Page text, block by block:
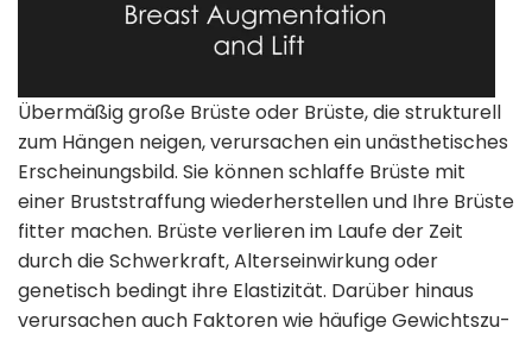
Übermäßig große Brüste oder Brüste, die strukturell
zum Hängen neigen, verursachen ein unästhetisches
Erscheinungsbild. Sie können schlaffe Brüste mit
einer Bruststraffung wiederherstellen und Ihre Brüste
fitter machen. Brüste verlieren im Laufe der Zeit
durch die Schwerkraft, Alterseinwirkung oder
genetisch bedingt ihre Elastizität. Darüber hinaus
verursachen auch Faktoren wie häufige Gewichtszu-